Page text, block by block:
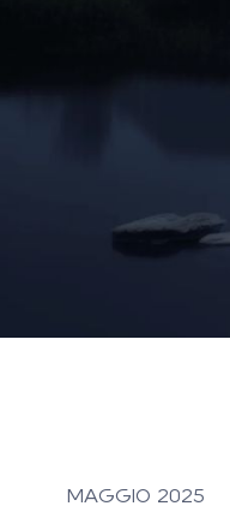
MAGGIO 2025